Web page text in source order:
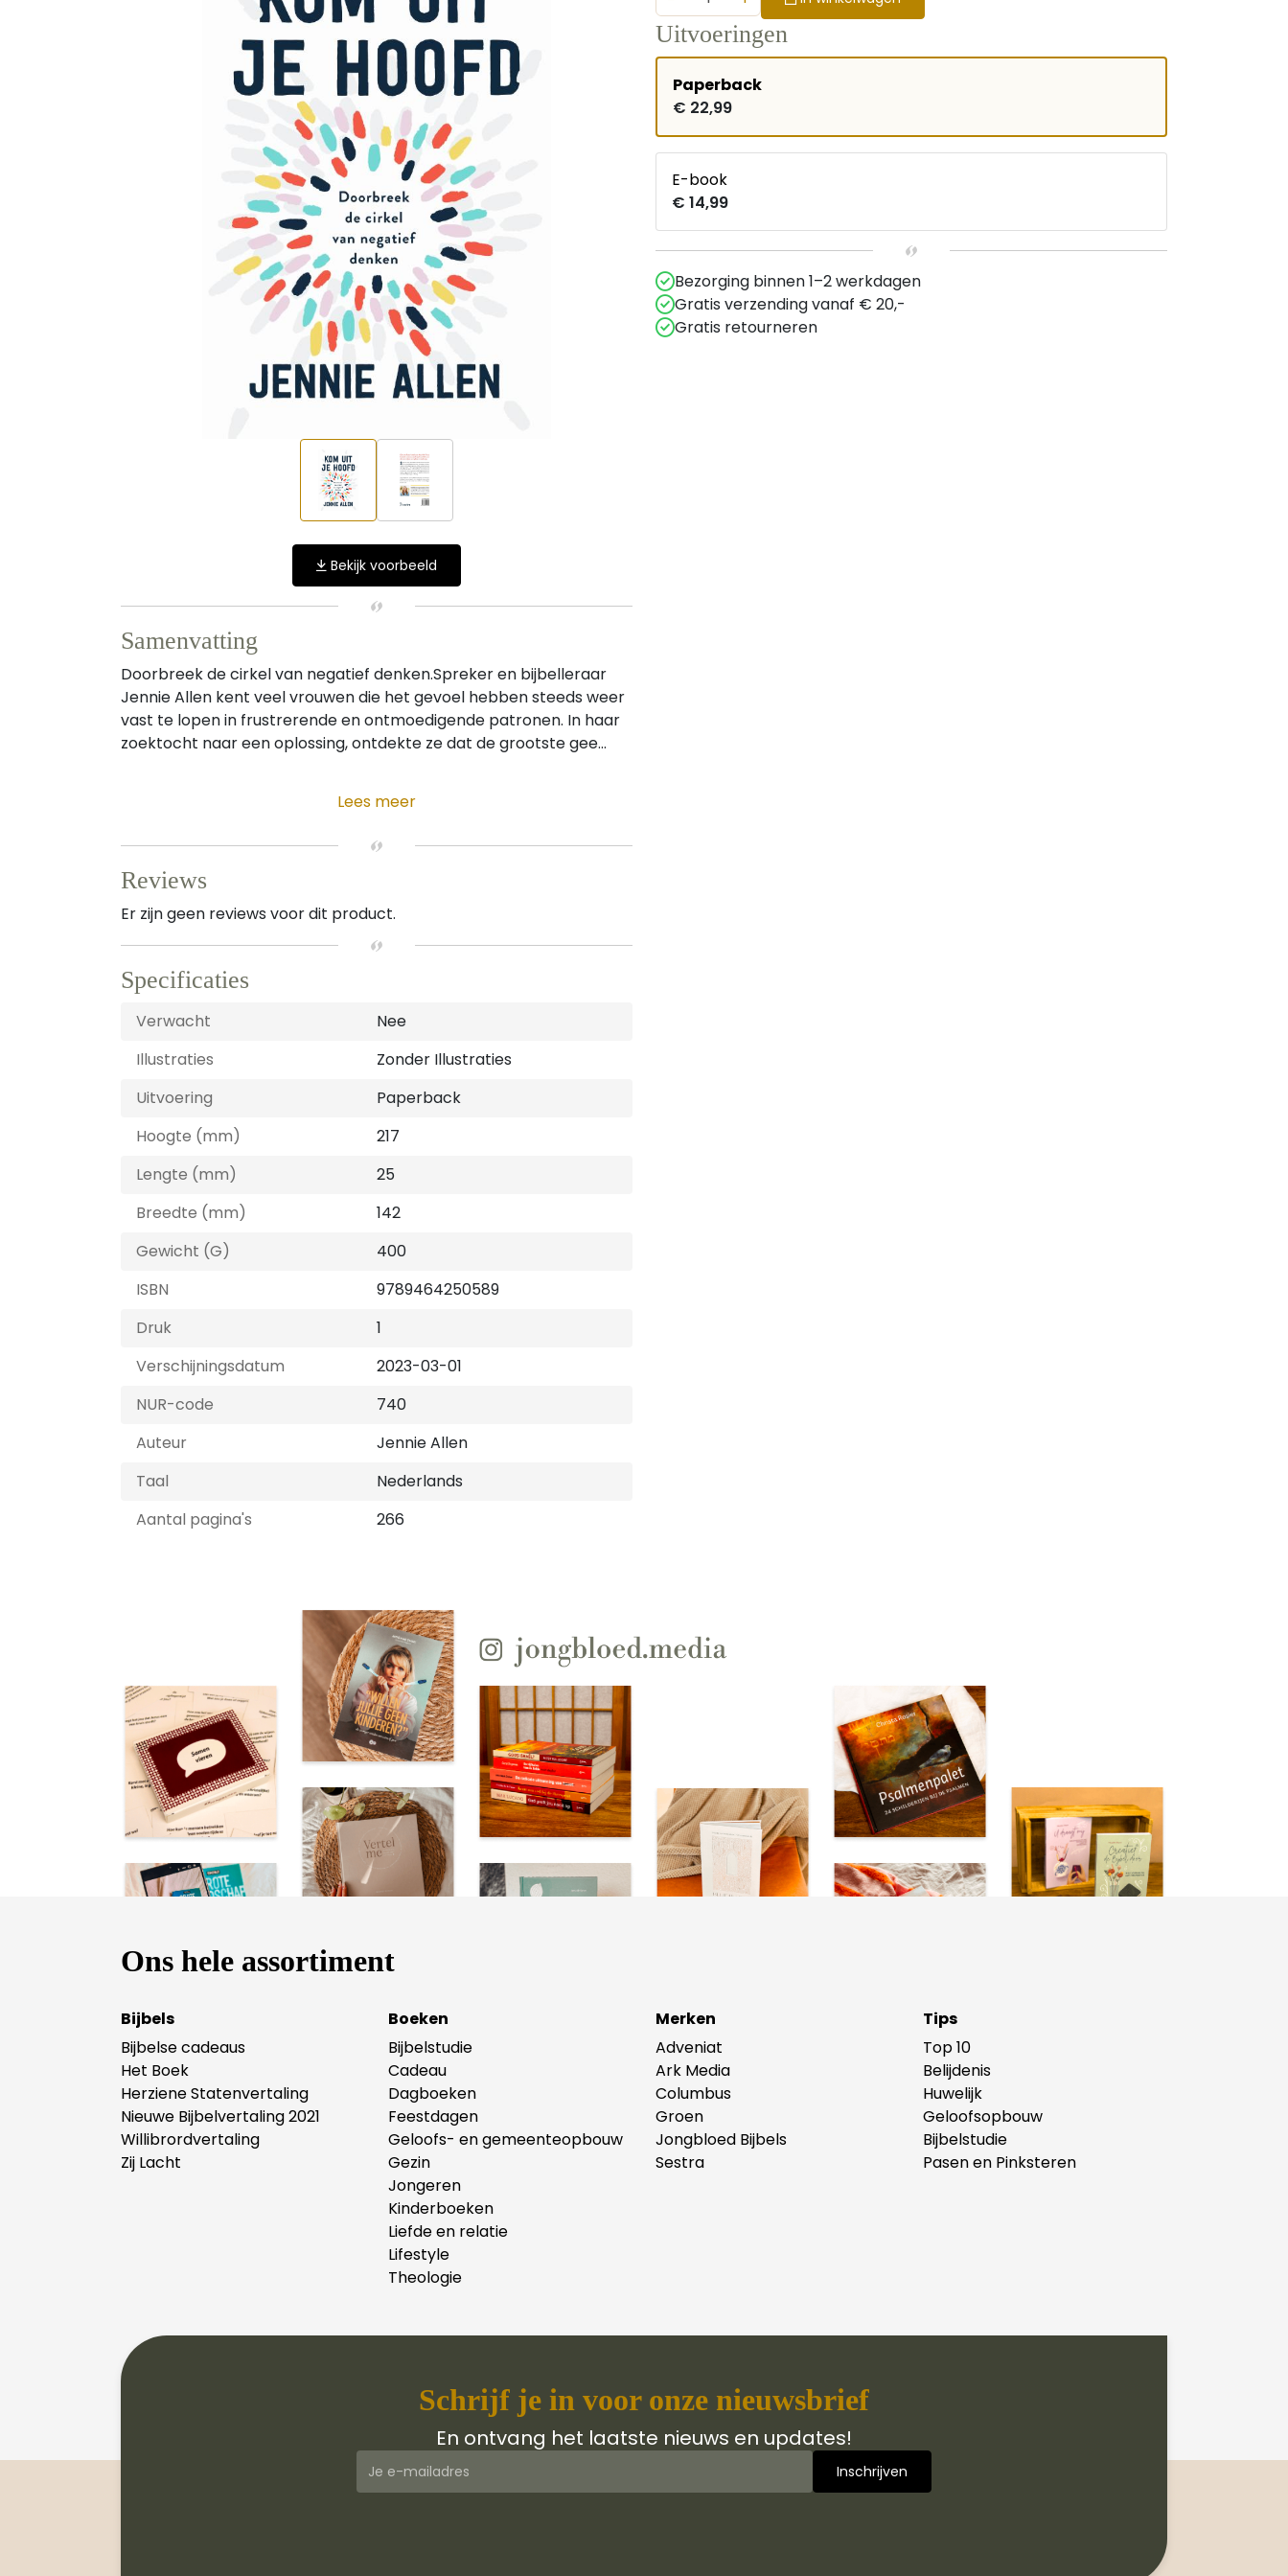
Bekijk voorbeeld
Samenvatting
Doorbreek de cirkel van negatief denken.Spreker en bijbelleraar
Jennie Allen kent veel vrouwen die het gevoel hebben steeds weer
vast te lopen in frustrerende en ontmoedigende patronen. In haar
zoektocht naar een oplossing, ontdekte ze dat de grootste gee...
Lees meer
Reviews
Er zijn geen reviews voor dit product.
Specificaties
Verwacht
Nee
Illustraties
Zonder Illustraties
Uitvoering
Paperback
Hoogte (mm)
217
Lengte (mm)
25
Breedte (mm)
142
Gewicht (G)
400
ISBN
9789464250589
Druk
1
Verschijningsdatum
2023-03-01
NUR-code
740
Auteur
Jennie Allen
Taal
Nederlands
Aantal pagina's
266
Uitvoeringen
Paperback
€ 22,99
E-book
€ 14,99
Bezorging binnen 1–2 werkdagen
Gratis verzending vanaf € 20,-
Gratis retourneren
Ons hele assortiment
Bijbels
Bijbelse cadeaus
Het Boek
Herziene Statenvertaling
Nieuwe Bijbelvertaling 2021
Willibrordvertaling
Zij Lacht
Boeken
Bijbelstudie
Cadeau
Dagboeken
Feestdagen
Geloofs- en gemeenteopbouw
Gezin
Jongeren
Kinderboeken
Liefde en relatie
Lifestyle
Theologie
Merken
Adveniat
Ark Media
Columbus
Groen
Jongbloed Bijbels
Sestra
Tips
Top 10
Belijdenis
Huwelijk
Geloofsopbouw
Bijbelstudie
Pasen en Pinksteren
Schrijf je in voor onze nieuwsbrief
En ontvang het laatste nieuws en updates!